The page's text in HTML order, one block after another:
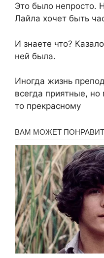
Это было непросто.
Лайла хочет быть
И знаете что?
ней была.
Иногда жизнь
всегда приятные,
то прекрасному